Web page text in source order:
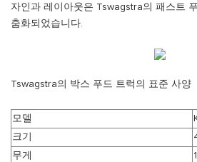
자인과 레이아웃은 Tswagstra의 패스트
춤화되었습니다.
Tswagstra의 박스 푸드 트럭의 표준 사양
모델
크기
무게